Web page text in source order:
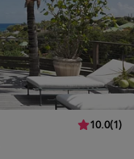
10.0(1)